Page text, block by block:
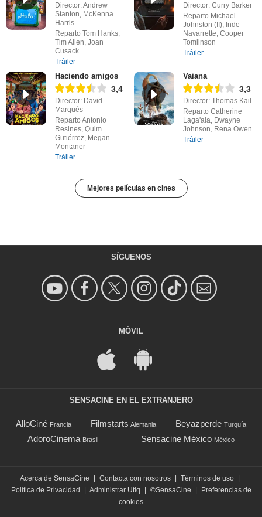
Director: Andrew
Stanton, McKenna
Harris
Reparto Tom Hanks,
Tim Allen, Joan
Cusack
Tráiler
Director: Curry Barker
Reparto Michael
Johnston (II), Inde
Navarrette, Cooper
Tomlinson
Tráiler
Haciendo amigos
3,4
Director: David
Marqués
Reparto Antonio
Resines, Quim
Gutiérrez, Megan
Montaner
Tráiler
Vaiana
3,3
Director: Thomas Kail
Reparto Catherine
Laga'aia, Dwayne
Johnson, Rena Owen
Tráiler
Mejores películas en cines
SÍGUENOS
MÓVIL
SENSACINE EN EL EXTRANJERO
AlloCiné Francia Filmstarts Alemania Beyazperde Turquía
AdoroCinema Brasil Sensacine México México
Acerca de SensaCine | Contacta con nosotros | Términos de uso |
Política de Privacidad
| Administrar Utiq | ©SensaCine |
Preferencias de
cookies